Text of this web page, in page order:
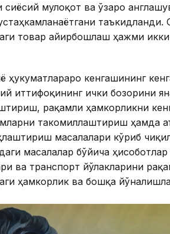
мулоқот ва ўзаро
таъкидланди.
товар айирбошлаш ҳажми
ҳукуматлараро кенгашининг
иттифоқининг ички бозорини
рақамли ҳамкорликни
такомиллаштириш ҳамда
масалалари кўриб
масалалар бўйича
ва транспорт йўлакларини
ҳамкорлик ва бошқа